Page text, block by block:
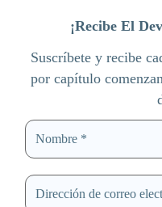
¡Recibe El
Suscríbete y recibe
por capítulo